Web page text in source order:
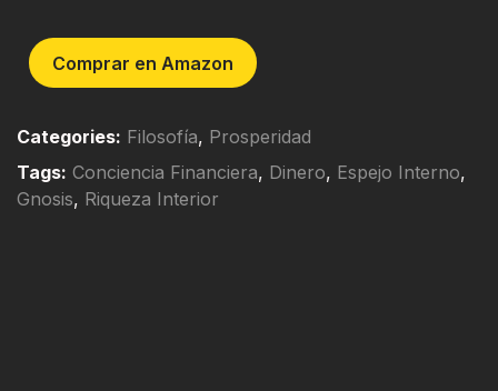
Comprar en Amazon
Categories: Filosofía, Prosperidad
Tags: Conciencia Financiera, Dinero, Espejo Interno,
Gnosis, Riqueza Interior